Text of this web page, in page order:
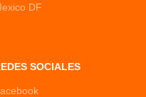
DF
SOCIALES